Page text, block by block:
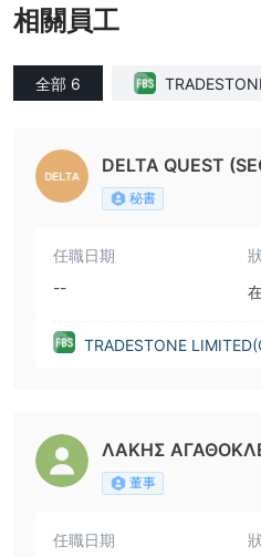
相關員工
全部 6
DELTA QUEST
秘書
任職日期
--
TRADESTONE
ΛΑΚΗΣ
董事
任職日期